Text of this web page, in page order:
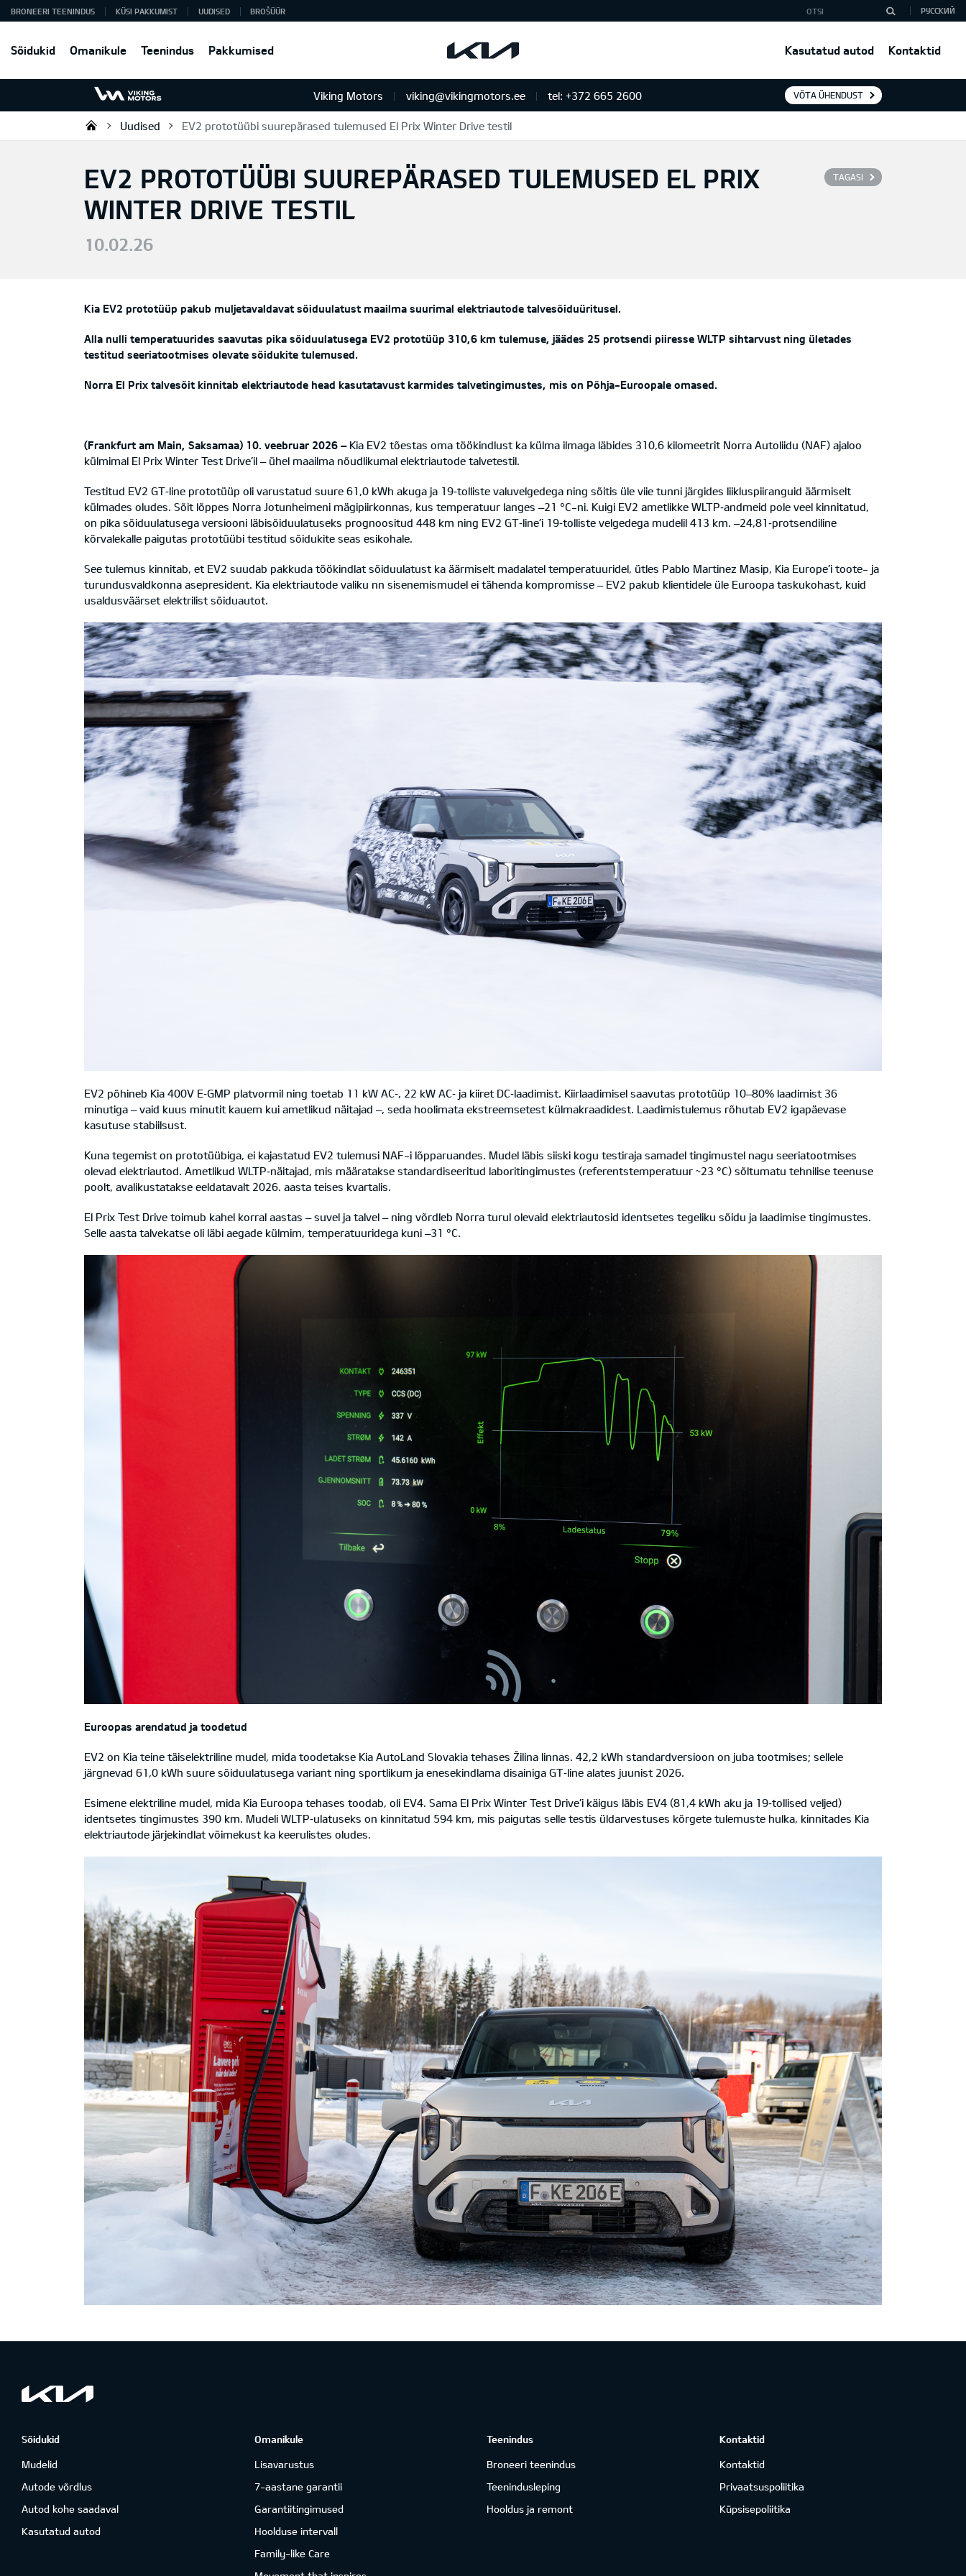
Sõidukid Omanikule Teenindus Pakkumised Kasutatud autod Kontaktid
BRONEERI TEENINDUS KÜSI PAKKUMIST UUDISED BROŠÜÜR РУССКИЙ
Viking Motors viking@vikingmotors.ee tel: +372 665 2600 VÕTA ÜHENDUST
Viking Motors - Kia müük, hooldus ja remont
Uudised EV2 prototüübi suurepärased tulemused El Prix Winter Drive testil
TAGASI
EV2 PROTOTÜÜBI SUUREPÄRASED TULEMUSED EL PRIX
WINTER DRIVE TESTIL
10.02.26
Kia EV2 prototüüp pakub muljetavaldavat sõiduulatust maailma suurimal elektriautode talvesõiduüritusel.
Alla nulli temperatuurides saavutas pika sõiduulatusega EV2 prototüüp 310,6 km tulemuse, jäädes 25 protsendi piiresse WLTP sihtarvust ning ületades
testitud seeriatootmises olevate sõidukite tulemused.
Norra El Prix talvesõit kinnitab elektriautode head kasutatavust karmides talvetingimustes, mis on Põhja-Euroopale omased.
(Frankfurt am Main, Saksamaa) 10. veebruar 2026 –Kia EV2 tõestas oma töökindlust ka külma ilmaga läbides 310,6 kilomeetrit Norra Autoliidu (NAF) ajaloo
külmimal El Prix Winter Test Drive’il – ühel maailma nõudlikumal elektriautode talvetestil.
Testitud EV2 GT‑line prototüüp oli varustatud suure 61,0 kWh akuga ja 19‑tolliste valuvelgedega ning sõitis üle viie tunni järgides liikluspiiranguid äärmiselt
külmades oludes. Sõit lõppes Norra Jotunheimeni mägipiirkonnas, kus temperatuur langes –21 °C-ni. Kuigi EV2 ametlikke WLTP‑andmeid pole veel kinnitatud,
on pika sõiduulatusega versiooni läbisõiduulatuseks prognoositud 448 km ning EV2 GT‑line’i 19‑tolliste velgedega mudelil 413 km. –24,81‑protsendiline
kõrvalekalle paigutas prototüübi testitud sõidukite seas esikohale.
See tulemus kinnitab, et EV2 suudab pakkuda töökindlat sõiduulatust ka äärmiselt madalatel temperatuuridel, ütles Pablo Martinez Masip, Kia Europe’i toote- ja
turundusvaldkonna asepresident. Kia elektriautode valiku nn sisenemismudel ei tähenda kompromisse – EV2 pakub klientidele üle Euroopa taskukohast, kuid
usaldusväärset elektrilist sõiduautot.
EV2 põhineb Kia 400V E‑GMP platvormil ning toetab 11 kW AC‑, 22 kW AC‑ ja kiiret DC‑laadimist. Kiirlaadimisel saavutas prototüüp 10–80% laadimist 36
minutiga – vaid kuus minutit kauem kui ametlikud näitajad –, seda hoolimata ekstreemsetest külmakraadidest. Laadimistulemus rõhutab EV2 igapäevase
kasutuse stabiilsust.
Kuna tegemist on prototüübiga, ei kajastatud EV2 tulemusi NAF-i lõpparuandes. Mudel läbis siiski kogu testiraja samadel tingimustel nagu seeriatootmises
olevad elektriautod. Ametlikud WLTP‑näitajad, mis määratakse standardiseeritud laboritingimustes (referentstemperatuur ~23 °C) sõltumatu tehnilise teenuse
poolt, avalikustatakse eeldatavalt 2026. aasta teises kvartalis.
El Prix Test Drive toimub kahel korral aastas – suvel ja talvel – ning võrdleb Norra turul olevaid elektriautosid identsetes tegeliku sõidu ja laadimise tingimustes.
Selle aasta talvekatse oli läbi aegade külmim, temperatuuridega kuni –31 °C.
Euroopas arendatud ja toodetud
EV2 on Kia teine täiselektriline mudel, mida toodetakse Kia AutoLand Slovakia tehases Žilina linnas. 42,2 kWh standardversioon on juba tootmises; sellele
järgnevad 61,0 kWh suure sõiduulatusega variant ning sportlikum ja enesekindlama disainiga GT‑line alates juunist 2026.
Esimene elektriline mudel, mida Kia Euroopa tehases toodab, oli EV4. Sama El Prix Winter Test Drive’i käigus läbis EV4 (81,4 kWh aku ja 19‑tollised veljed)
identsetes tingimustes 390 km. Mudeli WLTP‑ulatuseks on kinnitatud 594 km, mis paigutas selle testis üldarvestuses kõrgete tulemuste hulka, kinnitades Kia
elektriautode järjekindlat võimekust ka keerulistes oludes.
Sõidukid
Mudelid
Autode võrdlus
Autod kohe saadaval
Kasutatud autod
Omanikule
Lisavarustus
7-aastane garantii
Garantiitingimused
Hoolduse intervall
Family-like Care
Teenindus
Broneeri teenindus
Teenindusleping
Hooldus ja remont
Kontaktid
Kontaktid
Privaatsuspoliitika
Küpsisepoliitika